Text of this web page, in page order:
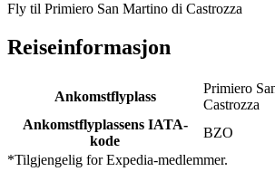
Fly til Primiero San Martino di Castrozza
Reiseinformasjon
Ankomstflyplass
Primiero
Castrozza
Ankomstflyplassens IATA-
kode
BZO
*Tilgjengelig for Expedia-medlemmer.